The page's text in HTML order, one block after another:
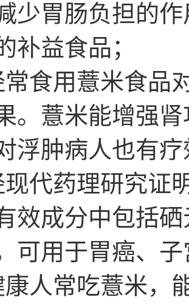
少胃肠负担的
补益食品；
常食用薏米食品
。薏米能增强
浮肿病人也有
现代药理研究证
效成分中包括
可用于胃癌、
康人常吃薏米，